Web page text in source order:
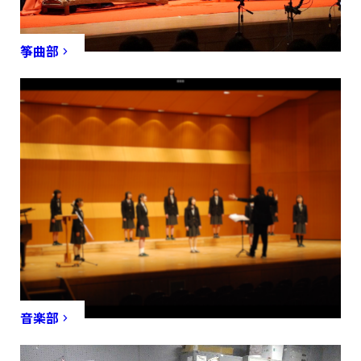
筝曲部
音楽部